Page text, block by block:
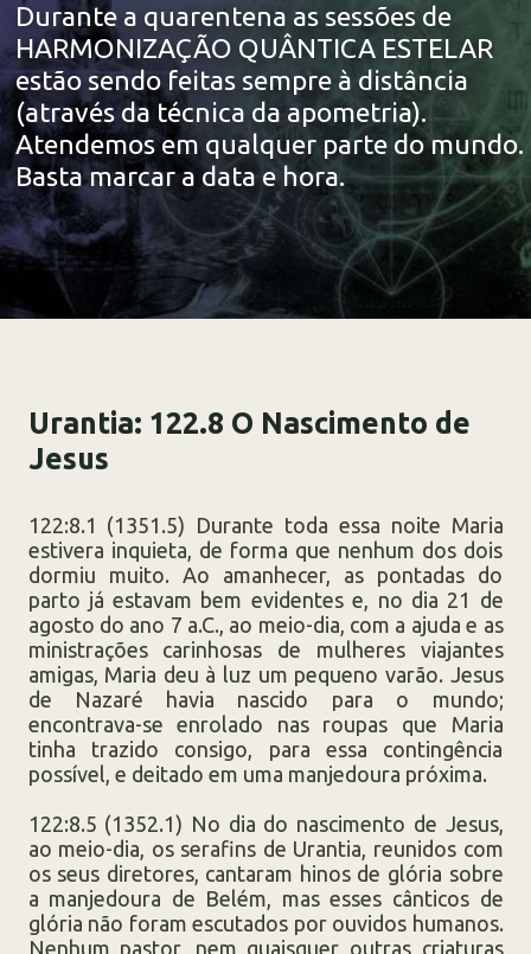
Durante a quarentena as sessões de
HARMONIZAÇÃO QUÂNTICA ESTELAR
estão sendo feitas sempre à distância
(através da técnica da apometria).
Atendemos em qualquer parte do mundo.
Basta marcar a data e hora.
Urantia: 122.8 O Nascimento de
Jesus
122:8.1 (1351.5) Durante toda essa noite Maria
estivera inquieta, de forma que nenhum dos dois
dormiu muito. Ao amanhecer, as pontadas do
parto já estavam bem evidentes e, no dia 21 de
agosto do ano 7 a.C., ao meio-dia, com a ajuda e as
ministrações carinhosas de mulheres viajantes
amigas, Maria deu à luz um pequeno varão. Jesus
de Nazaré havia nascido para o mundo;
encontrava-se enrolado nas roupas que Maria
tinha trazido consigo, para essa contingência
possível, e deitado em uma manjedoura próxima.
122:8.5 (1352.1) No dia do nascimento de Jesus,
ao meio-dia, os serafins de Urantia, reunidos com
os seus diretores, cantaram hinos de glória sobre
a manjedoura de Belém, mas esses cânticos de
glória não foram escutados por ouvidos humanos.
Nenhum pastor, nem quaisquer outras criaturas